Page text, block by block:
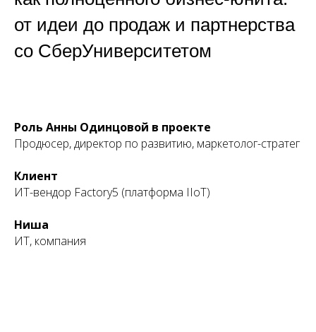
от идеи до продаж и партнерства
со СберУниверситетом
Роль Анны Одинцовой в проекте
Продюсер, директор по развитию, маркетолог-стратег
Клиент
ИТ-вендор Factory5 (платформа IIoT)
Ниша
ИТ, компания